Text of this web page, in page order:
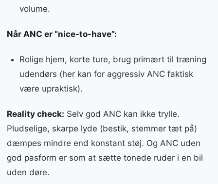
volume.
Når ANC er “nice-to-have”:
Rolige hjem, korte ture, brug primært til træning
udendørs (her kan for aggressiv ANC faktisk
være upraktisk).
Reality check: Selv god ANC kan ikke trylle.
Pludselige, skarpe lyde (bestik, stemmer tæt på)
dæmpes mindre end konstant støj. Og ANC uden
god pasform er som at sætte tonede ruder i en bil
uden døre.